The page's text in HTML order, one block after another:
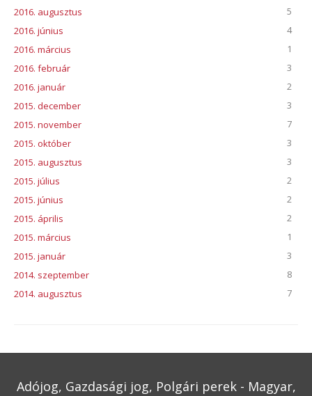
2016. augusztus
5
2016. június
4
2016. március
1
2016. február
3
2016. január
2
2015. december
3
2015. november
7
2015. október
3
2015. augusztus
3
2015. július
2
2015. június
2
2015. április
2
2015. március
1
2015. január
3
2014. szeptember
8
2014. augusztus
7
Adójog, Gazdasági jog, Polgári perek - Magyar,